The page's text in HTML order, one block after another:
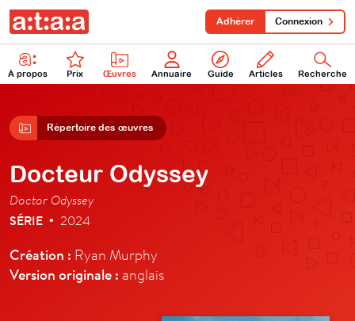
À propos Prix Œuvres Annuaire Guide Articles Recherche
Adhérer Connexion
Répertoire des œuvres
Docteur Odyssey
Doctor Odyssey
SÉRIE • 2024
Création : Ryan Murphy
Version originale : anglais